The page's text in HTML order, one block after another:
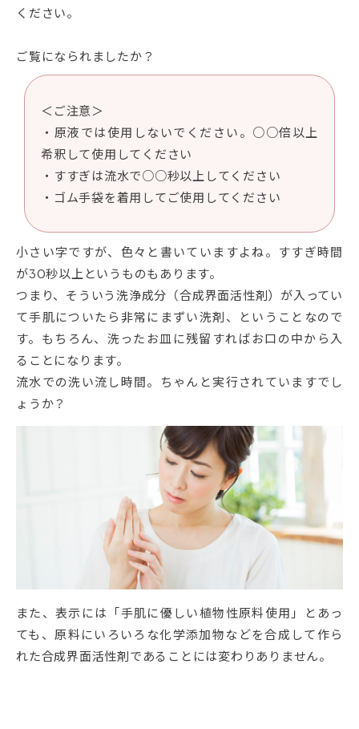
ください。
ご覧になられましたか？
＜ご注意＞
・原液では使用しないでください。○○倍以上
希釈して使用してください
・すすぎは流水で○○秒以上してください
・ゴム手袋を着用してご使用してください
小さい字ですが、色々と書いていますよね。すすぎ時間
が30秒以上というものもあります。
つまり、そういう洗浄成分（合成界面活性剤）が入ってい
て手肌についたら非常にまずい洗剤、ということなので
す。もちろん、洗ったお皿に残留すればお口の中から入
ることになります。
流水での洗い流し時間。ちゃんと実行されていますでし
ょうか？
また、表示には「手肌に優しい植物性原料使用」とあっ
ても、原料にいろいろな化学添加物などを合成して作ら
れた合成界面活性剤であることには変わりありません。